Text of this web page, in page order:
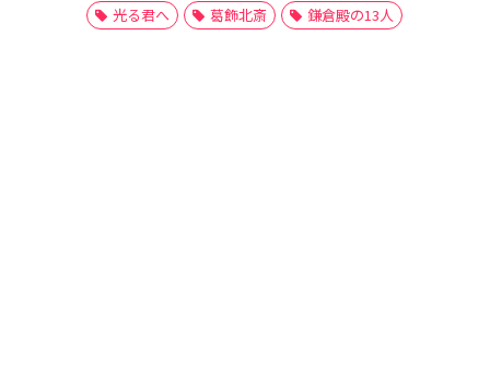
光る君へ
葛飾北斎 鎌倉殿の13人